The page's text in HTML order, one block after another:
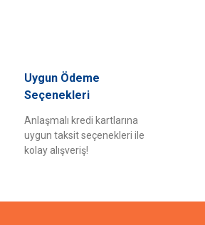
yapın!Uygun Ödeme
Seçenekleri
Anlaşmalı kredi kartlarına
uygun taksit seçenekleri ile
kolay alışveriş!